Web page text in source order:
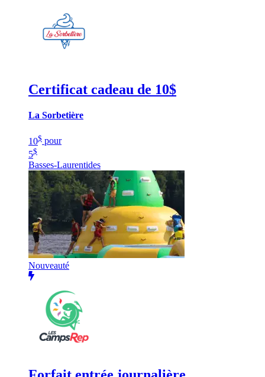
Certificat cadeau de 10$
La Sorbetière
10$ pour
5$
Basses-Laurentides
Nouveauté